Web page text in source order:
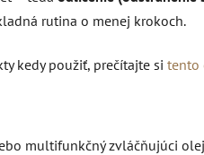
rutina o menej krokoch.
kedy použiť, prečítajte si tento
multifunkčný zvláčňujúci